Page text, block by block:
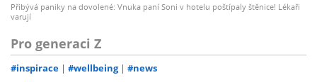
Přibývá paniky na dovolené: Vnuka paní Soni v hotelu poštípaly štěnice! Lékaři
varují
Pro generaci Z
#inspirace #wellbeing #news